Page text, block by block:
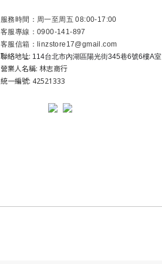
服務時間：周一至周五 08:00-17:00
客服專線：0900-141-897
客服信箱：linzstore17@gmail.com
聯絡地址: 114台北市內湖區陽光街345巷6號6樓A室
營業人名稱: 林志商行
統一編號: 42521333